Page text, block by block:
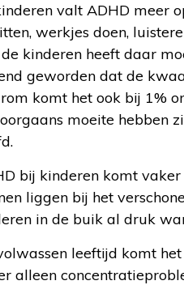
valt ADHD meer
werkjes doen,
kinderen heeft daar
geworden dat de
komt het ook bij 1%
moeite hebben
bij kinderen komt
liggen bij het
in de buik al druk
leeftijd komt
alleen